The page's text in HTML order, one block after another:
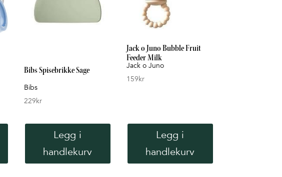
Bibs Spisebrikke Sage
Bibs
229kr
Legg i
handlekurv
Jack o Juno Bubble Fruit
Feeder Milk
Jack o Juno
159kr
Legg i
handlekurv